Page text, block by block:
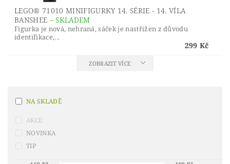
LEGO® 71010 MINIFIGURKY 14. SÉRIE - 14. VÍLA
BANSHEE – SKLADEM
Figurka je nová, nehraná, sáček je nastřižen z důvodu
identifikace,...
299 Kč
ZOBRAZIT VÍCE
NA SKLADĚ
AKCE
NOVINKA
TIP